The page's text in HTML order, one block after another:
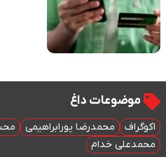
موضوعات داغ
اکوگراف محمدرضا پورابراهیمی
محمدعلی خدام